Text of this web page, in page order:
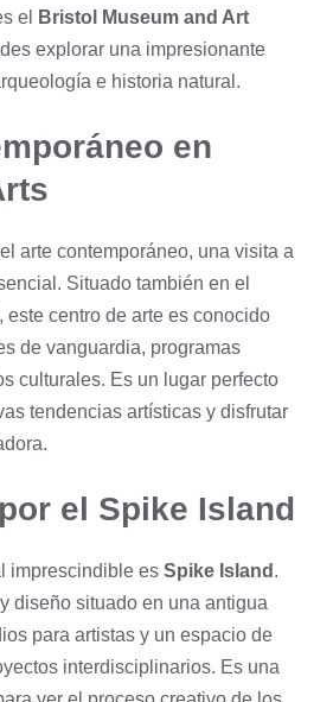
el
Bristol Museum and Art
explorar una impresionante
e historia natural.
en
arte contemporáneo, una visita a
Situado también en el
este centro de arte es conocido
de vanguardia, programas
culturales. Es un lugar perfecto
tendencias artísticas y disfrutar
el Spike Island
imprescindible es Spike Island .
diseño situado en una antigua
para artistas y un espacio de
interdisciplinarios. Es una